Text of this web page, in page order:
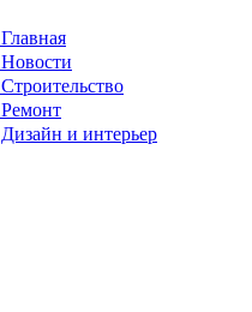
Главная
Новости
Строительство
Ремонт
Дизайн и интерьер